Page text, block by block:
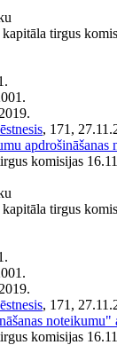
tirgus
, 171,
apdrošināšanas
komisijas
tirgus
, 171,
noteikumu"
komisijas